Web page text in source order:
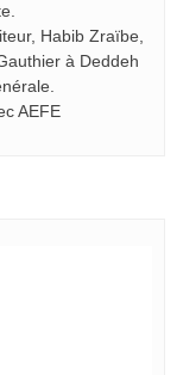
Habib Zraïbe,
à Deddeh
AEFE